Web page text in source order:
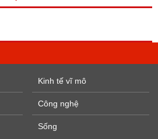
Kinh tế vĩ mô
Công nghệ
Sống